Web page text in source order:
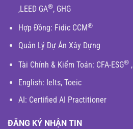
,LEED GA®, GHG
Hợp Đồng: Fidic CCM®
Quản Lý Dự Án Xây Dựng
Tài Chính & Kiểm Toán: CFA-ESG®,
English: Ielts, Toeic
AI: Certified AI Practitioner
ĐĂNG KÝ NHẬN TIN